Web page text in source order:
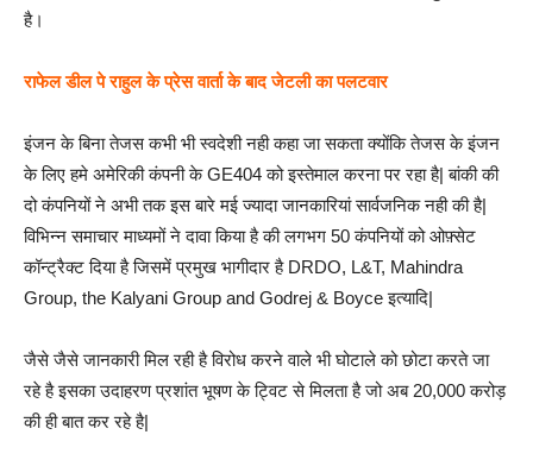
है।
राफेल डील पे राहुल के प्रेस वार्ता के बाद जेटली का पलटवार
इंजन के बिना तेजस कभी भी स्वदेशी नही कहा जा सकता क्योंकि तेजस के इंजन
के लिए हमे अमेरिकी कंपनी के GE404 को इस्तेमाल करना पर रहा है| बांकी की
दो कंपनियों ने अभी तक इस बारे मई ज्यादा जानकारियां सार्वजनिक नही की है|
विभिन्न समाचार माध्यमों ने दावा किया है की लगभग 50 कंपनियों को ओफ़्सेट
कॉन्ट्रैक्ट दिया है जिसमें प्रमुख भागीदार है DRDO, L&T, Mahindra
Group, the Kalyani Group and Godrej & Boyce इत्यादि|
जैसे जैसे जानकारी मिल रही है विरोध करने वाले भी घोटाले को छोटा करते जा
रहे है इसका उदाहरण प्रशांत भूषण के ट्विट से मिलता है जो अब 20,000 करोड़
की ही बात कर रहे है|